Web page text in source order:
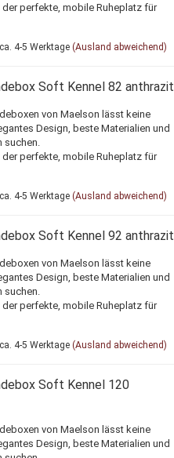
perfekte, mobile Ruheplatz für
4-5 Werktage (Ausland abweichend)
Soft Kennel 82 anthrazit
von Maelson lässt keine
Design, beste Materialien und
suchen.
perfekte, mobile Ruheplatz für
4-5 Werktage (Ausland abweichend)
Soft Kennel 92 anthrazit
von Maelson lässt keine
Design, beste Materialien und
suchen.
perfekte, mobile Ruheplatz für
4-5 Werktage (Ausland abweichend)
Soft Kennel 120
von Maelson lässt keine
Design, beste Materialien und